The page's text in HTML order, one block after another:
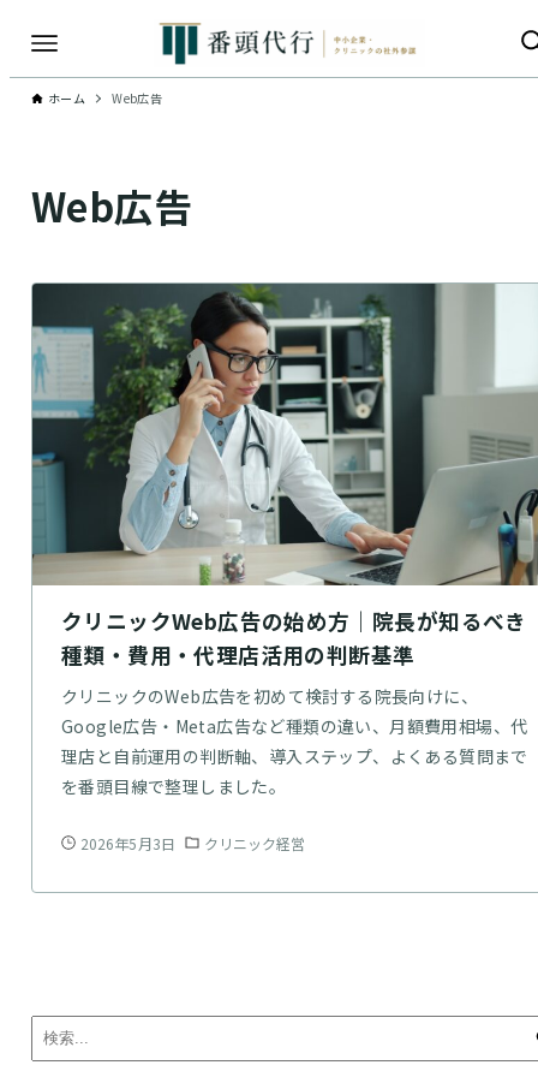
ホーム Web広告
Web広告
クリニックWeb広告の始め方｜院長が知るべき
種類・費用・代理店活用の判断基準
クリニックのWeb広告を初めて検討する院長向けに、
Google広告・Meta広告など種類の違い、月額費用相場、代
理店と自前運用の判断軸、導入ステップ、よくある質問まで
を番頭目線で整理しました。
2026年5月3日 クリニック経営